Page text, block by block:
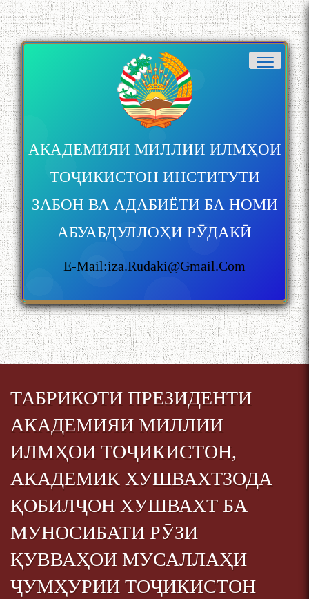
АКАДЕМИЯИ МИЛЛИИ ИЛМҲОИ
ТОҶИКИСТОН ИНСТИТУТИ
ЗАБОН ВА АДАБИЁТИ БА НОМИ
АБУАБДУЛЛОҲИ РӮДАКӢ
E-Mail:iza.rudaki@gmail.com
ТАБРИКОТИ ПРЕЗИДЕНТИ
АКАДЕМИЯИ МИЛЛИИ
ИЛМҲОИ ТОҶИКИСТОН,
АКАДЕМИК ХУШВАХТЗОДА
ҚОБИЛҶОН ХУШВАХТ БА
МУНОСИБАТИ РӮЗИ
ҚУВВАҲОИ МУСАЛЛАҲИ
ҶУМҲУРИИ ТОҶИКИСТОН